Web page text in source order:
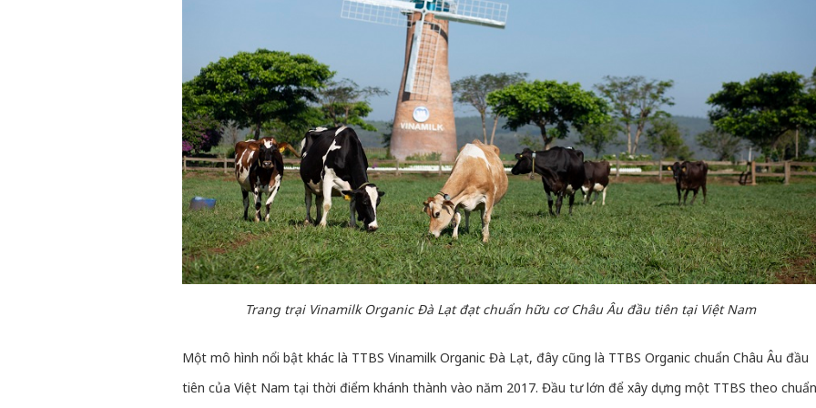
Trang trại Vinamilk Organic Đà Lạt đạt chuẩn hữu cơ Châu Âu đầu tiên tại Việt Nam
Một mô hình nổi bật khác là TTBS Vinamilk Organic Đà Lạt, đây cũng là TTBS Organic chuẩn Châu Âu đầu
tiên của Việt Nam tại thời điểm khánh thành vào năm 2017. Đầu tư lớn để xây dựng một TTBS theo chuẩn